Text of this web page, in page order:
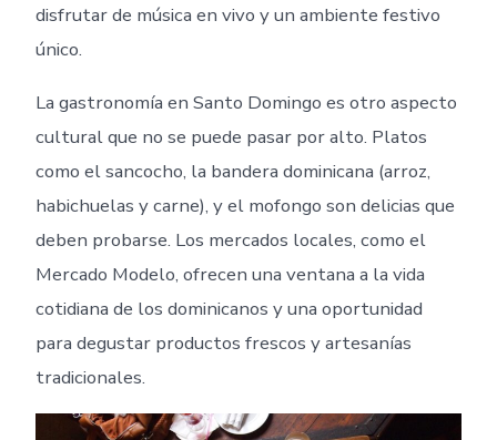
disfrutar de música en vivo y un ambiente festivo
único.
La gastronomía en Santo Domingo es otro aspecto
cultural que no se puede pasar por alto. Platos
como el sancocho, la bandera dominicana (arroz,
habichuelas y carne), y el mofongo son delicias que
deben probarse. Los mercados locales, como el
Mercado Modelo, ofrecen una ventana a la vida
cotidiana de los dominicanos y una oportunidad
para degustar productos frescos y artesanías
tradicionales.